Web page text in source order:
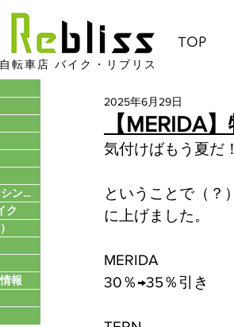
TOP
転車店 バイク・リブリス
クルーザー・BMX・シングル
ク
報
【MERIDA
2025年6月29日
気付けばもう夏だ！
ということで（？
に上げました。
MERIDA
30％→35％引き